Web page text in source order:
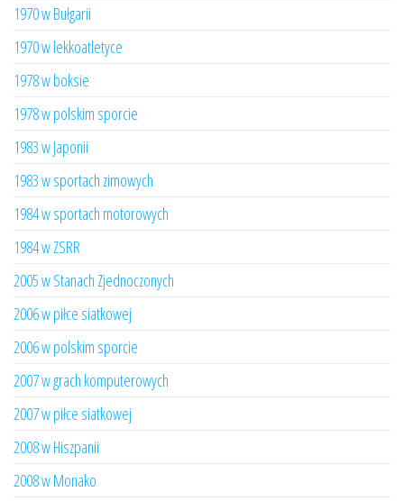
1970 w Bułgarii
1970 w lekkoatletyce
1978 w boksie
1978 w polskim sporcie
1983 w Japonii
1983 w sportach zimowych
1984 w sportach motorowych
1984 w ZSRR
2005 w Stanach Zjednoczonych
2006 w piłce siatkowej
2006 w polskim sporcie
2007 w grach komputerowych
2007 w piłce siatkowej
2008 w Hiszpanii
2008 w Monako